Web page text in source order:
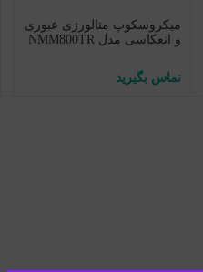
میکروسکوپ متالورژی عبوری
و انعکاسی مدل NMM800TR